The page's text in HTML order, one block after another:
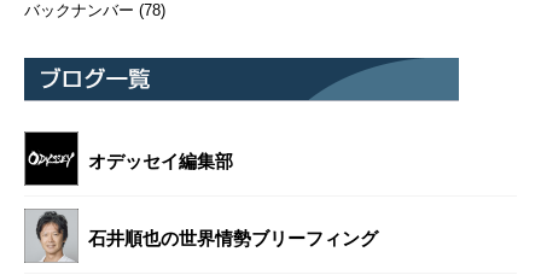
バックナンバー (78)
オデッセイ編集部
石井順也の世界情勢ブリーフィング